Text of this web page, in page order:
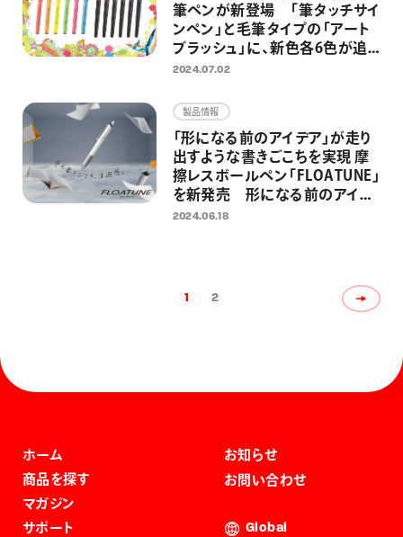
筆ペンが新登場 「筆タッチサイ
ンペン」と毛筆タイプの「アート
ブラッシュ」に、新色各6色が追
加
2024.07.02
製品情報
「形になる前のアイデア」が走り
出すような書きごこちを実現 摩
擦レスボールペン「FLOATUNE」
を新発売 形になる前のアイデ
アとメモに関する1000名意識調
2024.06.18
1 2
ホーム
商品を探す
マガジン
サポート
お知らせ
お問い合わせ
Global